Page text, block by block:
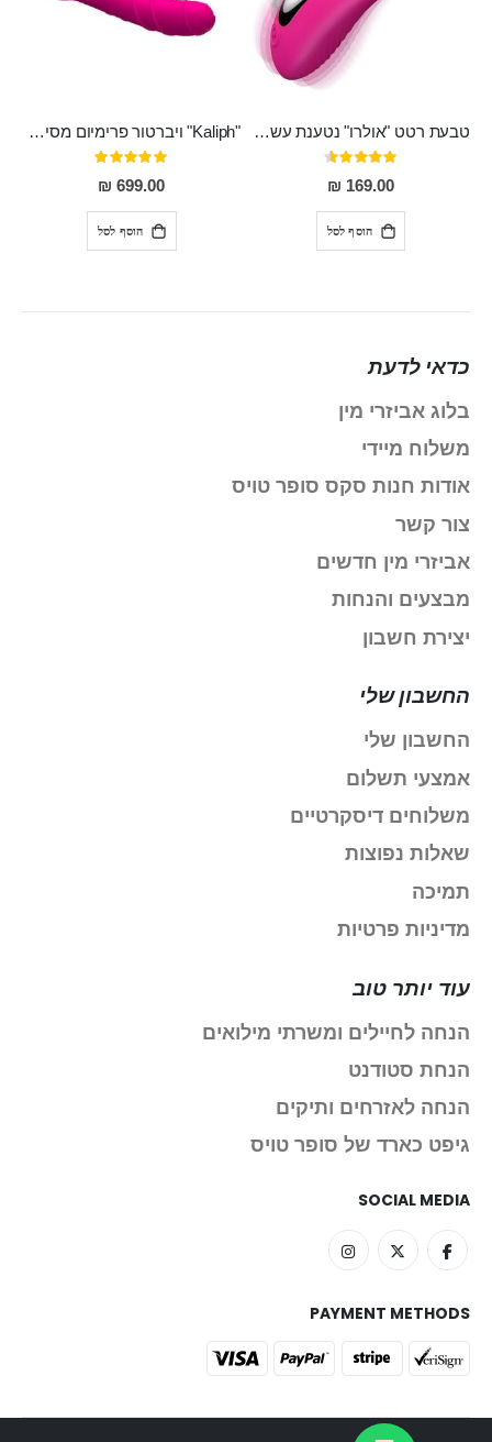
טבעת רטט "אולרו" נטענת עשויה סיליקון רפואי עם רטט חזק ומטריף חושים
דירוג:
91%
169.00 ₪
הוסף לסל
"Kaliph" ויברטור פרימיום מסיליקון רפואי , נטען, שקט במיוחד, מסתובב ומתפתל, שמנמן עם חדירה 14 סמ
דירוג:
100%
699.00 ₪
הוסף לסל
כדאי לדעת
בלוג אביזרי מין
משלוח מיידי
אודות חנות סקס סופר טויס
צור קשר
אביזרי מין חדשים
מבצעים והנחות
יצירת חשבון
החשבון שלי
החשבון שלי
אמצעי תשלום
משלוחים דיסקרטיים
שאלות נפוצות
תמיכה
מדיניות פרטיות
עוד יותר טוב
הנחה לחיילים ומשרתי מילואים
הנחת סטודנט
הנחה לאזרחים ותיקים
גיפט כארד של סופר טויס
SOCIAL MEDIA
PAYMENT METHODS